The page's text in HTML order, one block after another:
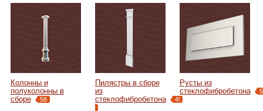
Колонны и
полуколонны в
сборе
58
Пилястры в сборе
из
стеклофибробетона
49
Русты из
стеклофибробетона